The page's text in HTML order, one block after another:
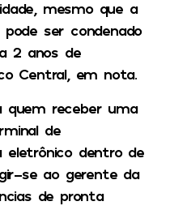
mesmo que a
ser condenado
2 anos de
Central, em nota.
quem receber uma
de
eletrônico dentro de
se ao gerente da
de pronta